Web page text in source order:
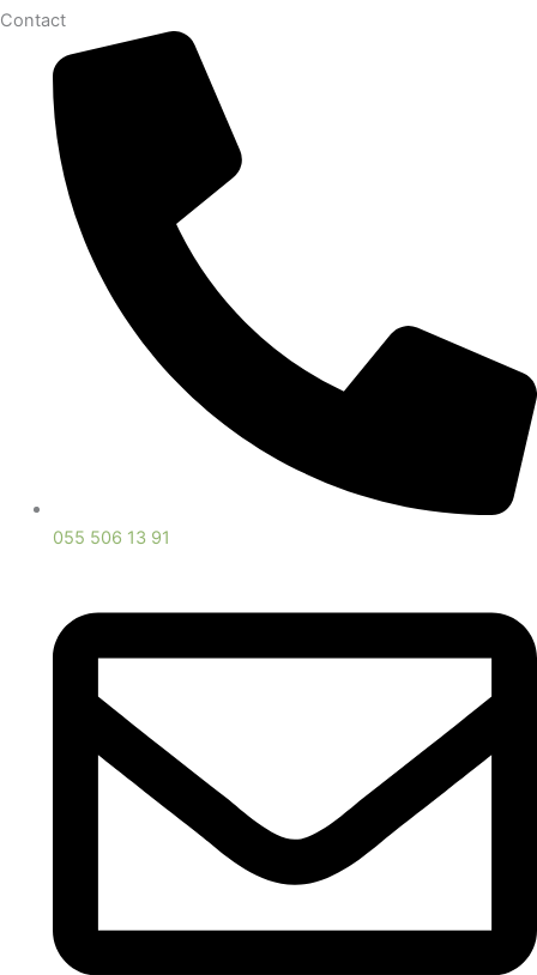
Contact
055 506 13 91